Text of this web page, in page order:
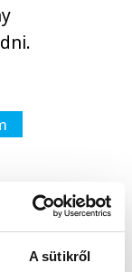
A sütikről